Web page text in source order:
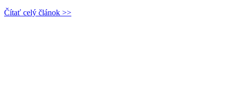
Čítať celý článok >>